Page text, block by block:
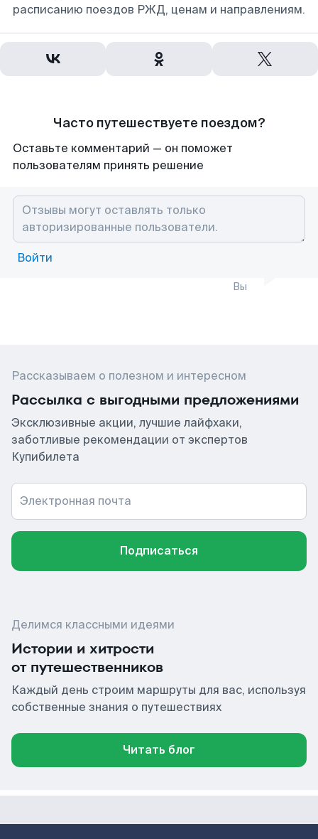
расписанию поездов РЖД, ценам и направлениям.
Часто путешествуете поездом?
Оставьте комментарий — он поможет
пользователям принять решение
Войти
Вы
Рассказываем о полезном и интересном
Рассылка с выгодными предложениями
Эксклюзивные акции, лучшие лайфхаки,
заботливые рекомендации от экспертов
Купибилета
Электронная почта
Подписаться
Делимся классными идеями
Истории и хитрости
от путешественников
Каждый день строим маршруты для вас, используя
собственные знания о путешествиях
Читать блог